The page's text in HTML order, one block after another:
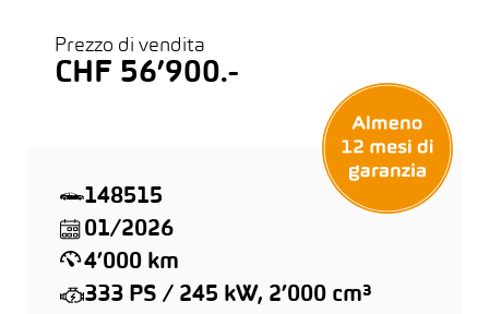
Prezzo di vendita
CHF 56’900.-
148515
01/2026
4’000 km
333 PS / 245 kW, 2’000 cm³